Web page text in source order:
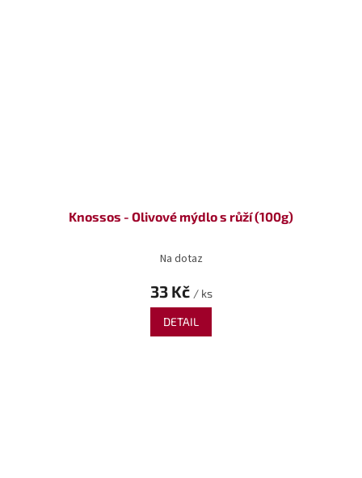
Knossos - Olivové mýdlo s růží (100g)
Na dotaz
33 Kč / ks
DETAIL